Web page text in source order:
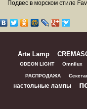
Подвес в морском стиле
Arte Lamp
ODEON LIGHT
Omnilux
РАСПРОДАЖА
настольные лампы